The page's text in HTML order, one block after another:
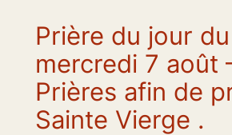
Prière du jour du
mercredi 7 août
Prières afin de
Sainte Vierge .